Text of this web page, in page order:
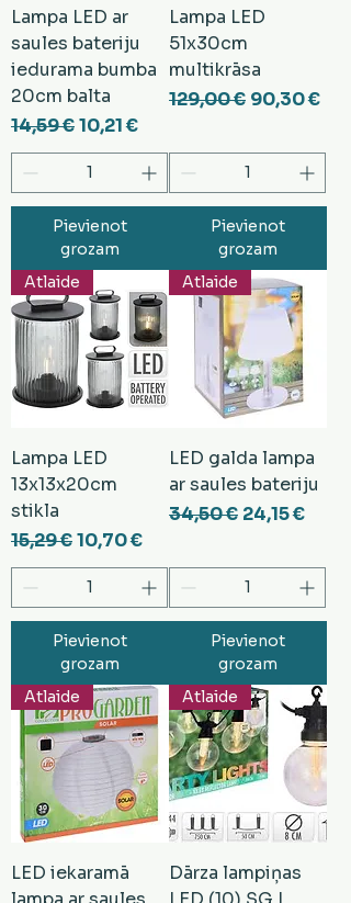
Lampa LED ar
saules bateriju
iedurama bumba
20cm balta
Parastā cena
14,59 €Izpārdošanas cena
10,21 €
Pievienot
grozam
Lampa LED
51x30cm
multikrāsa
Parastā cena
129,00 € 90,30 €
Pievienot
grozam
Atlaide
Lampa LED
13x13x20cm
stikla
Parastā cena
15,29 €Izpārdošanas cena
10,70 €
Pievienot
grozam
Atlaide
LED galda lampa
ar saules bateriju
Parastā cena
34,50 € 24,15 €
Pievienot
grozam
Atlaide
LED iekaramā
Atlaide
Dārza lampiņas